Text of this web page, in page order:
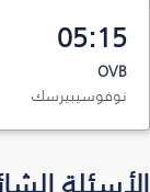
05:15
OVB
نوفوسيبيرسك